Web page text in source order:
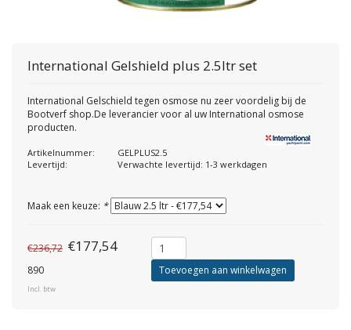
International Gelshield plus 2.5ltr set
International Gelschield tegen osmose nu zeer voordelig bij de
Bootverf shop.De leverancier voor al uw International osmose
producten.
Artikelnummer:
GELPLUS2.5
Levertijd:
Verwachte levertijd: 1-3 werkdagen
Maak een keuze: *
€236,72 €177,54
890
Incl. btw
Toevoegen aan winkelwagen